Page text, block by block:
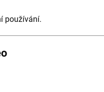
používání.